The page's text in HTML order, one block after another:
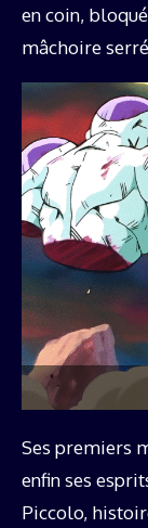
en coin,
mâchoire
Ses premiers
enfin ses
Piccolo,